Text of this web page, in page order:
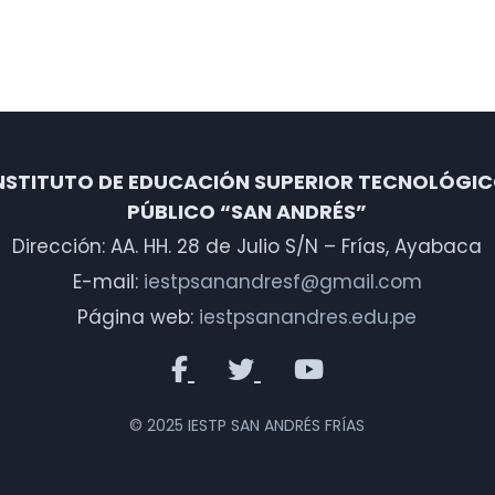
DE EDUCACIÓN SUPERIOR
PÚBLICO “SAN ANDRÉS”
Dirección: AA. HH. 28 de Julio S/N – Frías, Ayabaca
E-mail: iestpsanandresf@gmail.com
Página web: iestpsanandres.edu.pe
© 2025 IESTP SAN ANDRÉS FRÍAS